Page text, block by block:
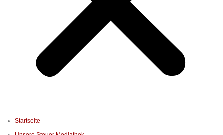
Startseite